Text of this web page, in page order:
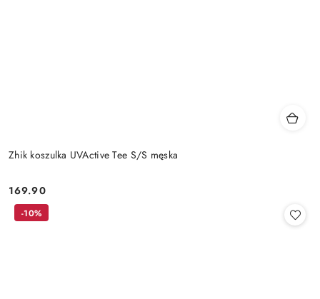
Zhik koszulka UVActive Tee S/S męska
Cena:
169.90
-10%